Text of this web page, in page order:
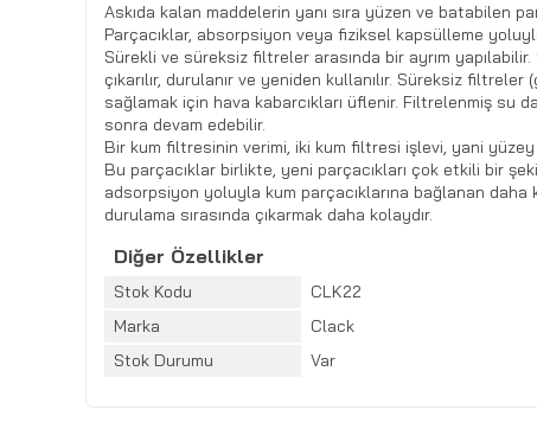
Askıda kalan maddelerin yanı sıra yüzen ve batabilen
Parçacıklar, absorpsiyon veya fiziksel kapsülleme
Sürekli ve süreksiz filtreler arasında bir ayrım
çıkarılır, durulanır ve yeniden kullanılır. Süreksiz
sağlamak için hava kabarcıkları üflenir. Filtrelenmiş su
sonra devam edebilir.
Bir kum filtresinin verimi, iki kum filtresi işlevi, yani
Bu parçacıklar birlikte, yeni parçacıkları çok etkili bir
adsorpsiyon yoluyla kum parçacıklarına bağlanan
durulama sırasında çıkarmak daha kolaydır.
Diğer Özellikler
Stok Kodu
CLK22
Marka
Clack
Stok Durumu
Var